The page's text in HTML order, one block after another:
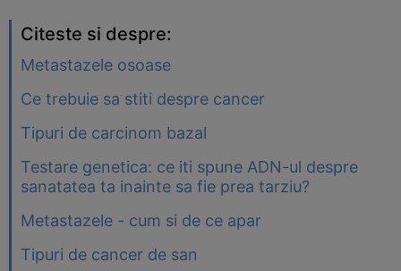
Citeste si despre:
Metastazele osoase
Ce trebuie sa stiti despre cancer
Tipuri de carcinom bazal
Testare genetica: ce iti spune ADN-ul despre
sanatatea ta inainte sa fie prea tarziu?
Metastazele - cum si de ce apar
Tipuri de cancer de san